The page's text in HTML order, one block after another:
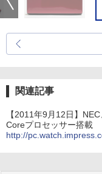
関連記事
【2011年9月12日】
Coreプロセッサー搭載
http://